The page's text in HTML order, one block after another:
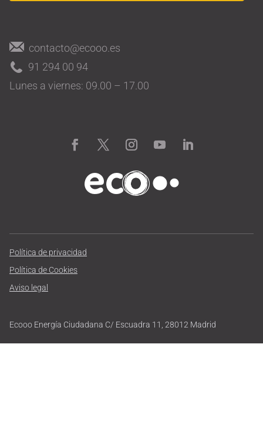
contacto@ecooo.es
91 294 00 94
Lunes a viernes: 09.00 – 17.00
Política de privacidad
Política de Cookies
Aviso legal
Ecooo Energía Ciudadana C/ Escuadra 11, 28012 Madrid